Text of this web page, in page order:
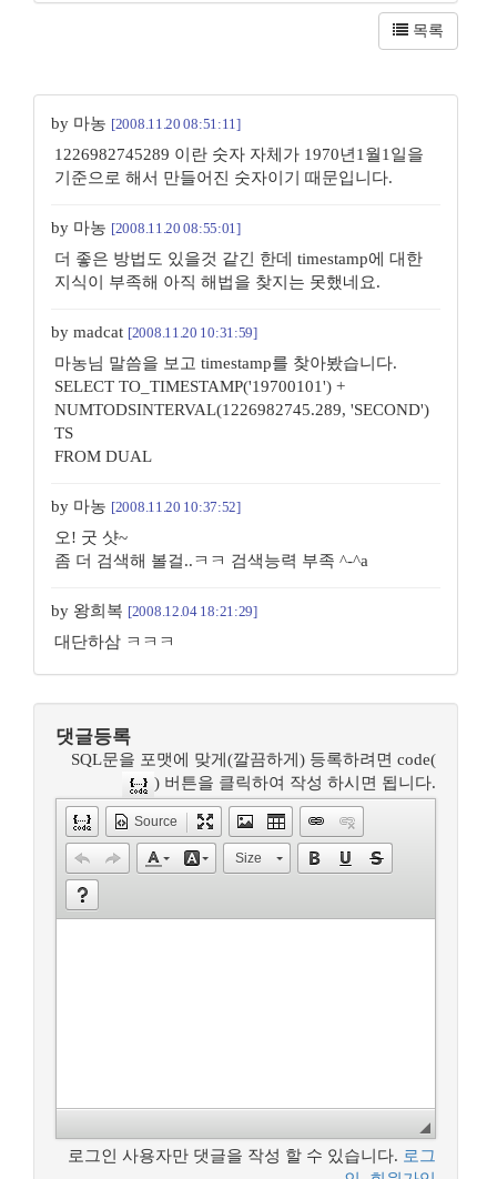
목록
by 마농 [2008.11.20 08:51:11]
1226982745289 이란 숫자 자체가 1970년1월1일을
기준으로 해서 만들어진 숫자이기 때문입니다.
by 마농 [2008.11.20 08:55:01]
더 좋은 방법도 있을것 같긴 한데 timestamp에 대한
지식이 부족해 아직 해법을 찾지는 못했네요.
by madcat [2008.11.20 10:31:59]
마농님 말씀을 보고 timestamp를 찾아봤습니다.
SELECT TO_TIMESTAMP('19700101') +
NUMTODSINTERVAL(1226982745.289, 'SECOND')
TS
FROM DUAL
by 마농 [2008.11.20 10:37:52]
오! 굿 샷~
좀 더 검색해 볼걸..ㅋㅋ 검색능력 부족 ^-^a
by 왕희복 [2008.12.04 18:21:29]
대단하삼 ㅋㅋㅋ
댓글등록
SQL문을 포맷에 맞게(깔끔하게) 등록하려면 code(
) 버튼을 클릭하여 작성 하시면 됩니다.
Source
Size
로그인 사용자만 댓글을 작성 할 수 있습니다. 로그